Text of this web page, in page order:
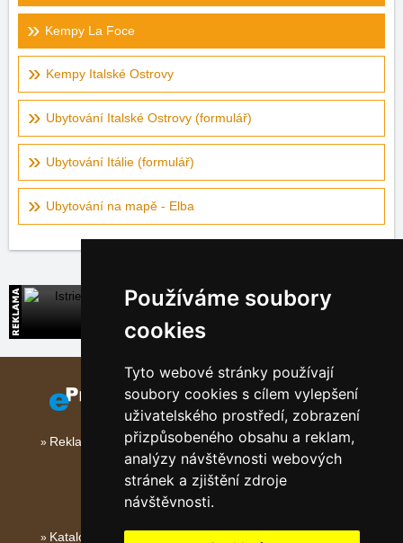
Používáme soubory
cookies
Tyto webové stránky používají
soubory cookies s cílem vylepšení
uživatelského prostředí, zobrazení
přizpůsobeného obsahu a reklam,
analýzy návštěvnosti webových
stránek a zjištění zdroje
návštěvnosti.
Kempy La Foce
Kempy Italské Ostrovy
Ubytování Italské Ostrovy (formulář)
Ubytování Itálie (formulář)
Ubytování na mapě - Elba
Istrie
Přímé kontakty na ubytování v Chorvatsku
Reklama na tomto serveru
Katalog ubytování